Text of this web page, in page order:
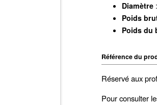
Diamètre
Poids
Poids du
Référence du
Réservé aux
Pour consulter